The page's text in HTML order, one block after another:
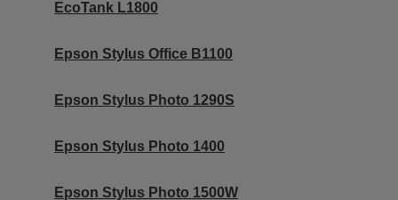
EcoTank L1800
Epson Stylus Office B1100
Epson Stylus Photo 1290S
Epson Stylus Photo 1400
Epson Stylus Photo 1500W